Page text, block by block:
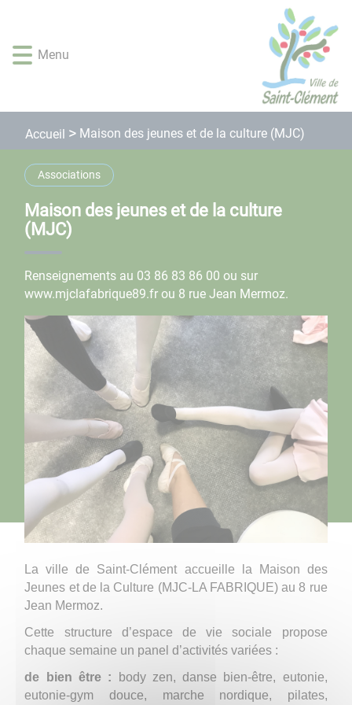
rapide
au
rapide
au
rapide
rapide
au
Menu
Accueil Maison des jeunes et de la culture (MJC)
Associations
Maison des jeunes et de la culture
(MJC)
Renseignements au 03 86 83 86 00 ou sur
www.mjclafabrique89.fr ou 8 rue Jean Mermoz.
La ville de Saint-Clément accueille la Maison des
Jeunes et de la Culture (MJC-LA FABRIQUE) au 8 rue
Jean Mermoz.
Cette structure d’espace de vie sociale propose
chaque semaine un panel d’activités variées :
de bien être :
body zen, danse bien-être, eutonie,
eutonie-gym douce, marche nordique, pilates,